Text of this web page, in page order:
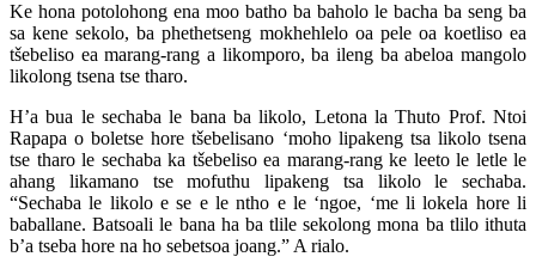
Ke hona potolohong ena moo batho ba baholo le bacha ba seng ba
sa kene sekolo, ba phethetseng mokhehlelo oa pele oa koetliso ea
tšebeliso ea marang-rang a likomporo, ba ileng ba abeloa mangolo
likolong tsena tse tharo.
H’a bua le sechaba le bana ba likolo, Letona la Thuto Prof. Ntoi
Rapapa o boletse hore tšebelisano ‘moho lipakeng tsa likolo tsena
tse tharo le sechaba ka tšebeliso ea marang-rang ke leeto le letle le
ahang likamano tse mofuthu lipakeng tsa likolo le sechaba.
“Sechaba le likolo e se e le ntho e le ‘ngoe, ‘me li lokela hore li
baballane. Batsoali le bana ha ba tlile sekolong mona ba tlilo ithuta
b’a tseba hore na ho sebetsoa joang.” A rialo.